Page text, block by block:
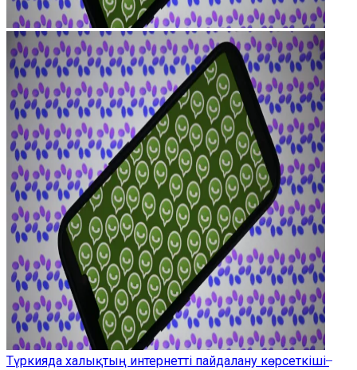
Түркияда халықтың интернетті пайдалану көрсеткіші ̶